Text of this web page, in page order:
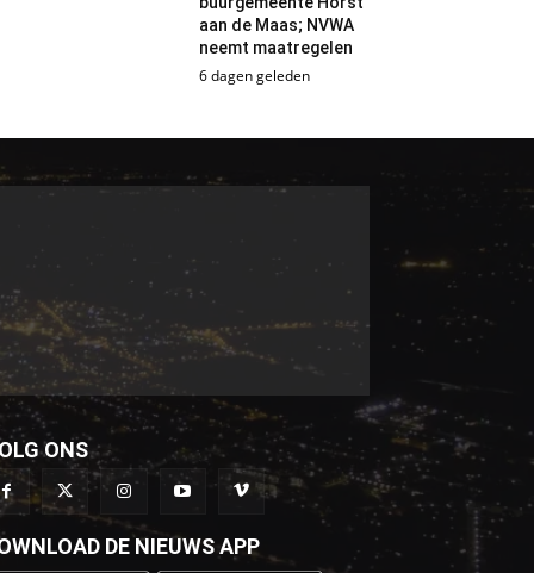
aan de Maas; NVWA
neemt maatregelen
6 dagen geleden
ONS
DE NIEUWS APP